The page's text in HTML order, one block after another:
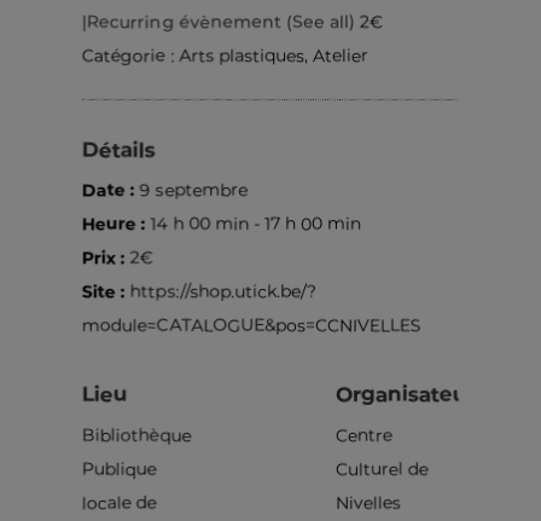
|Recurring évènement (See all) 2€
Catégorie : Arts plastiques, Atelier
Détails
Date :9 septembre
Heure :14 h 00 min - 17 h 00 min
Prix : 2€
Site : https://shop.utick.be/?
module=CATALOGUE&pos=CCNIVELLES
Lieu
Bibliothèque
Publique
locale de
Organisateur
Centre
Culturel de
Nivelles